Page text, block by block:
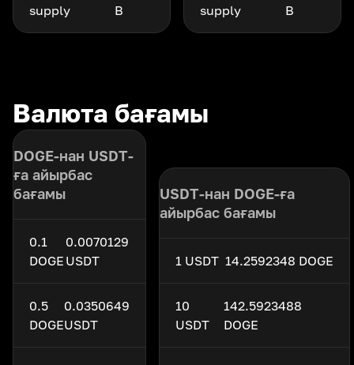
supply
B
supply
B
Валюта бағамы
DOGE-нан USDT-
ға айырбас
бағамы
0.1
DOGE
0.0070129
USDT
0.5
DOGE
0.0350649
USDT
USDT-нан DOGE-ға
айырбас бағамы
1 USDT 14.2592348 DOGE
10
USDT
142.5923488
DOGE